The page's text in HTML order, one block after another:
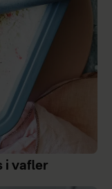
i vafler